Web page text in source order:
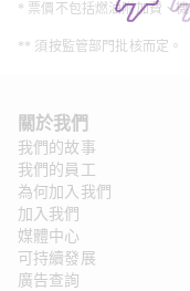
* 票價不包括燃油附加費、
** 須按監管部門批核而定。
關於我們
我們的故事
我們的員工
為何加入我們
加入我們
媒體中心
可持續發展
廣告查詢